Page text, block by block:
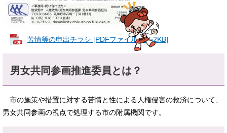
苦情等の申出チラシ [PDFファイル／452KB]
男女共同参画推進委員とは？
市の施策や措置に対する苦情と性による人権侵害の救済について、
男女共同参画の視点で処理する市の附属機関です。